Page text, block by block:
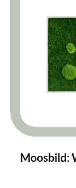
Moosbild: